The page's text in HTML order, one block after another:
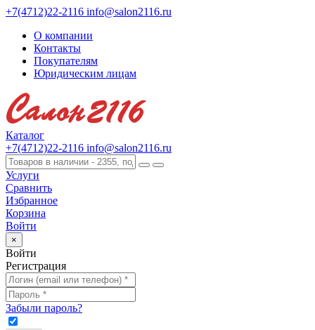
+7(4712)22-2116 info@salon2116.ru
О компании
Контакты
Покупателям
Юридическим лицам
Каталог
+7(4712)22-2116 info@salon2116.ru
Услуги
Сравнить
Избранное
Корзина
Войти
×
Войти
Регистрация
Забыли пароль?